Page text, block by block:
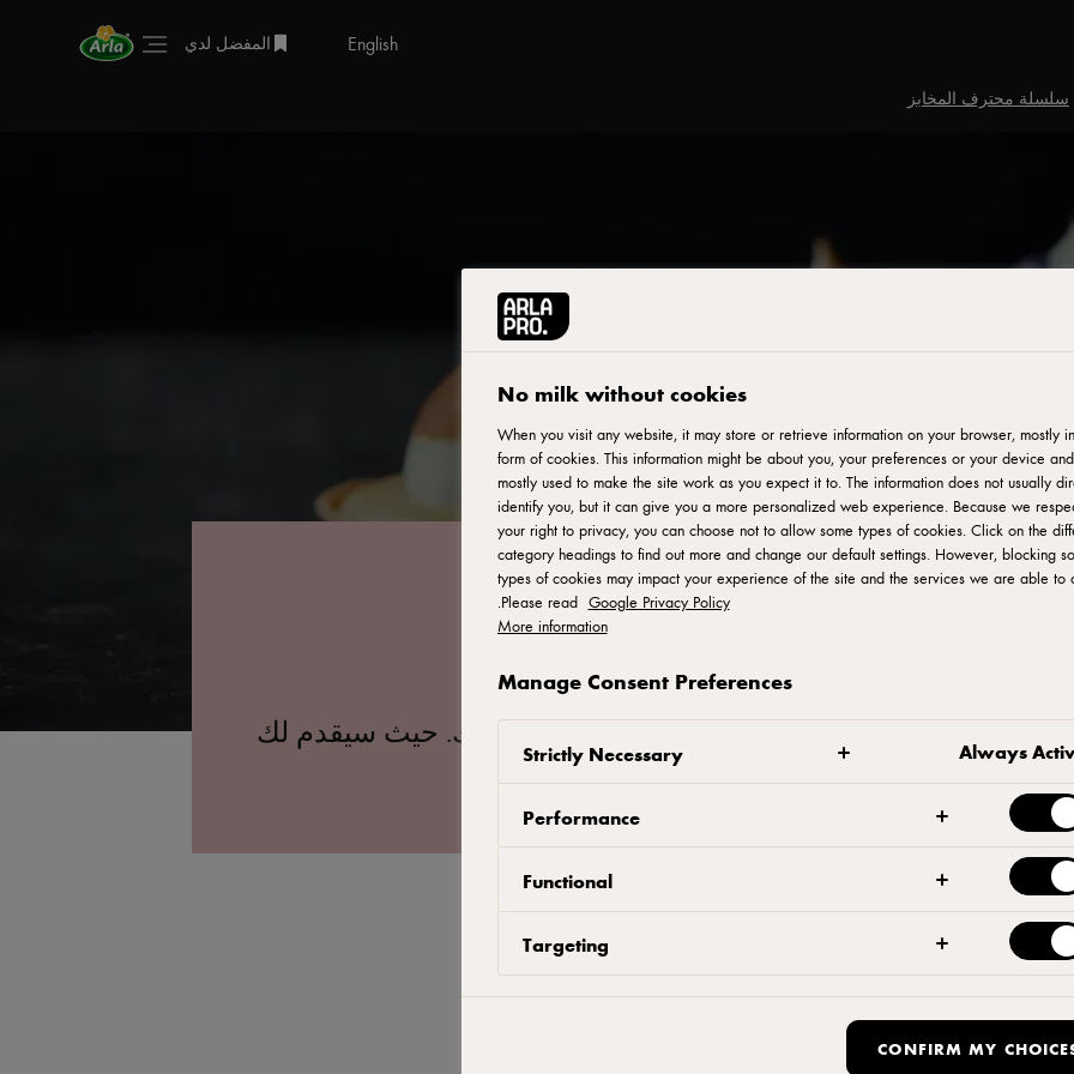
English المفضل لدي
سلسلة محترف المخابز
المخابز
من خبازنا وطاهي المعجنات المحترف بنجامين بيرك. حيث سيقدم لك
لبعض المعجنات الدنماركية اللذيذة والمحبوبة.
الكلاسيكية مع كاسترد الليمون، للشيف بنجامين بيرك
No milk without cookies
When you visit any website, it may store or retrieve information on your browser, mostly
form of cookies. This information might be about you, your preferences or your device
mostly used to make the site work as you expect it to. The information does not usually
identify you, but it can give you a more personalized web experience. Because we
your right to privacy, you can choose not to allow some types of cookies. Click on the
category headings to find out more and change our default settings. However, blocking
types of cookies may impact your experience of the site and the services we are able to
Please read Google Privacy Policy
.
More information
Manage Consent Preferences
Strictly Necessary Always
Performance
Functional
Targeting
CONFIRM MY